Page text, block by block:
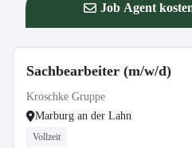
Job Agent
Sachbearbeiter (m/w/d)
Kroschke Gruppe
Marburg an der Lahn
Vollzeit